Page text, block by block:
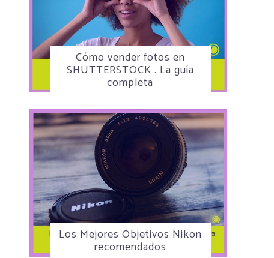
Cómo vender fotos en
SHUTTERSTOCK . La guía
completa
Los Mejores Objetivos Nikon
recomendados